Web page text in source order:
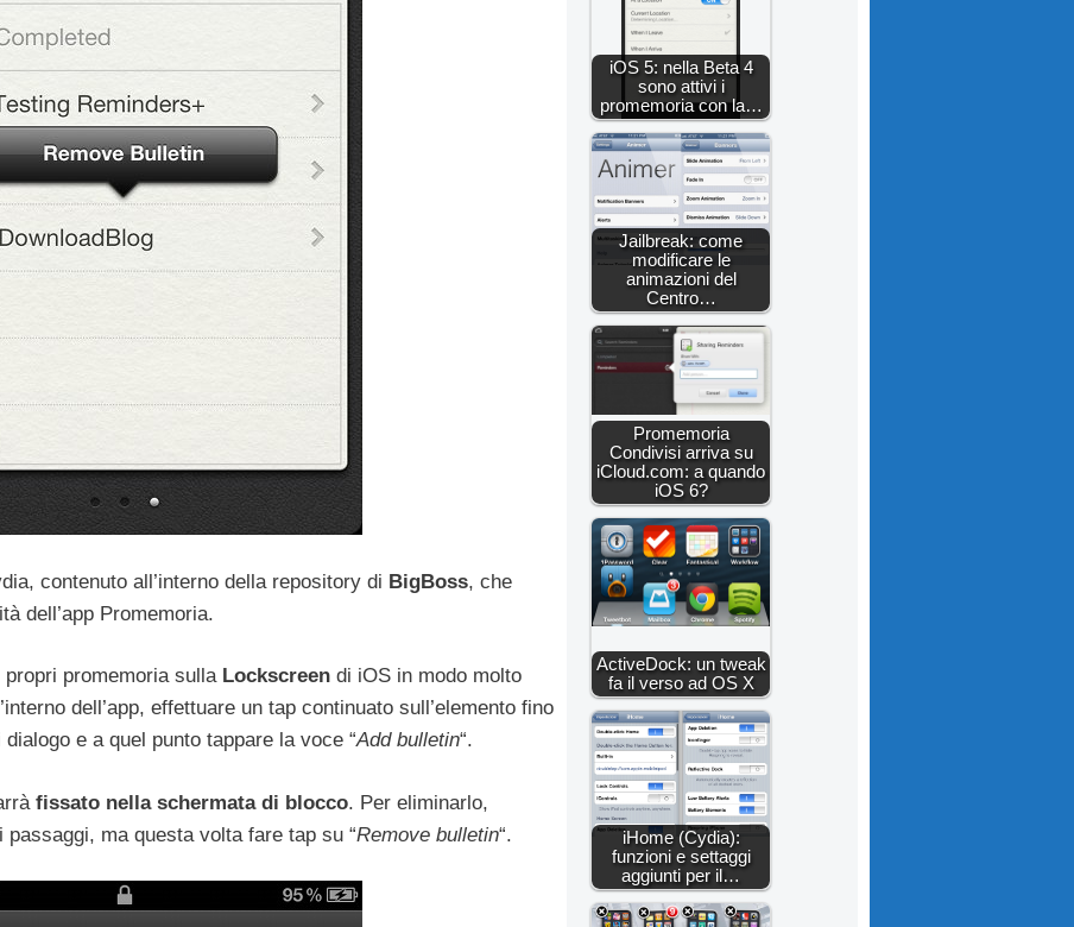
contenuto all’interno della repository di BigBoss, che
dell’app Promemoria.
promemoria sulla Lockscreen di iOS in modo molto
dell’app, effettuare un tap continuato sull’elemento fino
e a quel punto tappare la voce “Add bulletin“.
fissato nella schermata di blocco. Per eliminarlo,
passaggi, ma questa volta fare tap su “Remove bulletin“.
iOS 5: nella Beta 4
sono attivi i
promemoria con la…
Jailbreak: come
modificare le
animazioni del
Centro…
Promemoria
Condivisi arriva su
iCloud.com: a quando
iOS 6?
ActiveDock: un tweak
fa il verso ad OS X
iHome (Cydia):
funzioni e settaggi
aggiunti per il…